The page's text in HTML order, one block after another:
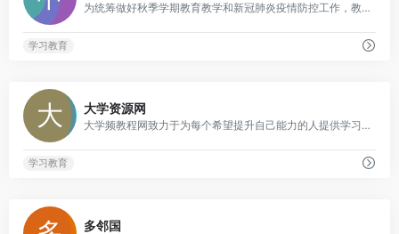
为统筹做好秋季学期教育教学和新冠肺炎疫情防控工作，教育部利用国家中小学网络云平台提供优质学习资源，服务学生学习，供自主选择使用
学习教育
大学资源网
大学频教程网致力于为每个希望提升自己能力的人提供学习平台，通过这个平台每个人都有平等提高自己能力的机会，主要学习资源有：大学、中学、小学、管理课程、销售培训、资格考试、百家讲坛、职业技能培训等视频教程
学习教育
多邻国